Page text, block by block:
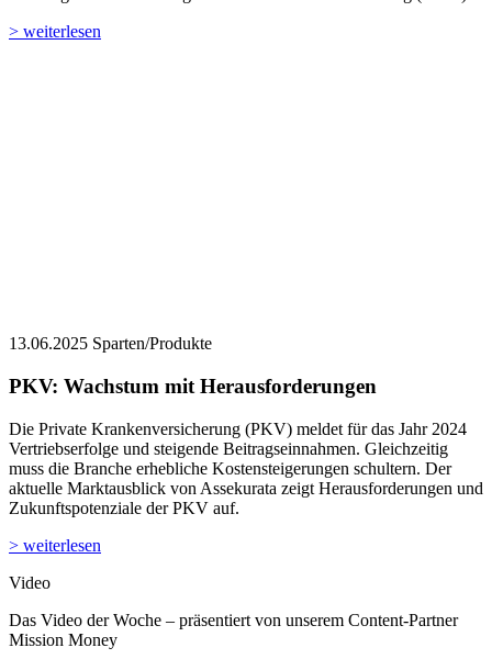
> weiterlesen
Vertriebserfolge und steigende Beitragseinnahmen. Gleichzeitig
aktuelle Marktausblick von Assekurata zeigt Herausforderungen und
> weiterlesen
Video
Das Video der Woche – präsentiert von unserem Content-Partner